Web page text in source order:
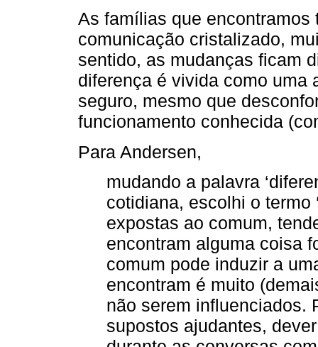
As famílias que encontramos
comunicação cristalizado,
sentido, as mudanças ficam
diferença é vivida como uma
seguro, mesmo que
funcionamento conhecida
Para Andersen,
mudando a palavra
cotidiana, escolhi o termo
expostas ao comum,
encontram alguma coisa
comum pode induzir a
encontram é muito
não serem influenciados.
supostos ajudantes,